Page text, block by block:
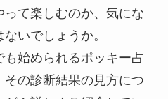
って楽しむのか、気にな
いでしょうか。
始められるポッキー占
の診断結果の見方につ